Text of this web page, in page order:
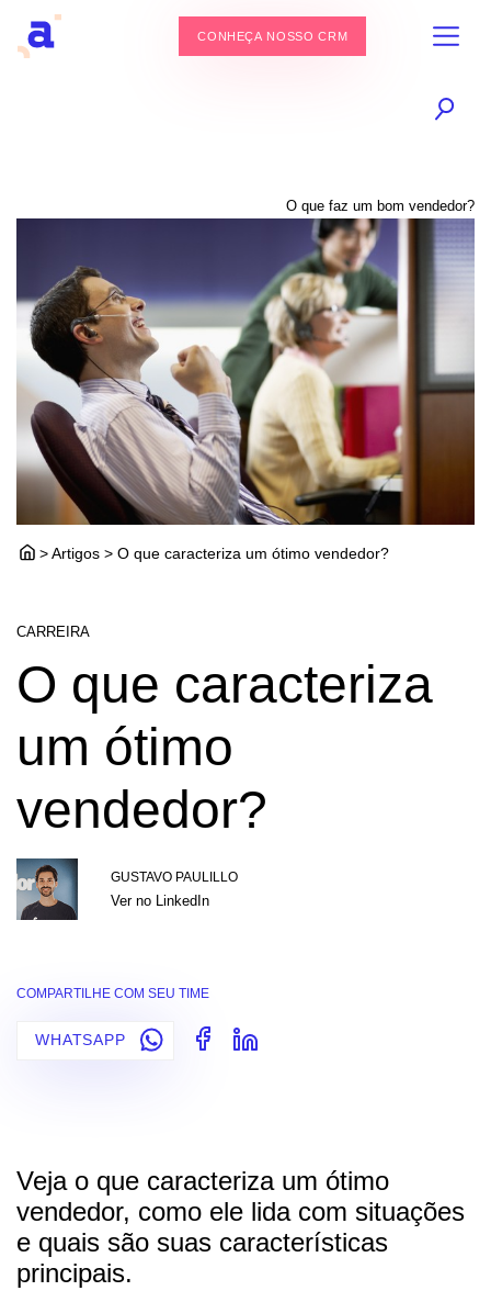
CONHEÇA NOSSO CRM
> Artigos > O que caracteriza um ótimo vendedor?
CARREIRA
O que caracteriza
um ótimo
vendedor?
GUSTAVO PAULILLO
Ver no LinkedIn
COMPARTILHE COM SEU TIME
WHATSAPP
O que faz um bom vendedor?
Veja o que caracteriza um ótimo
vendedor, como ele lida com situações
e quais são suas características
principais.